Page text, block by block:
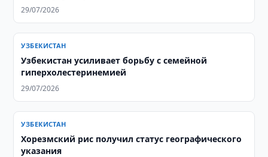
29/07/2026
УЗБЕКИСТАН
Узбекистан усиливает борьбу с семейной
гиперхолестеринемией
29/07/2026
УЗБЕКИСТАН
Хорезмский рис получил статус географического
указания